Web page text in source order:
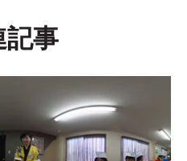
記事